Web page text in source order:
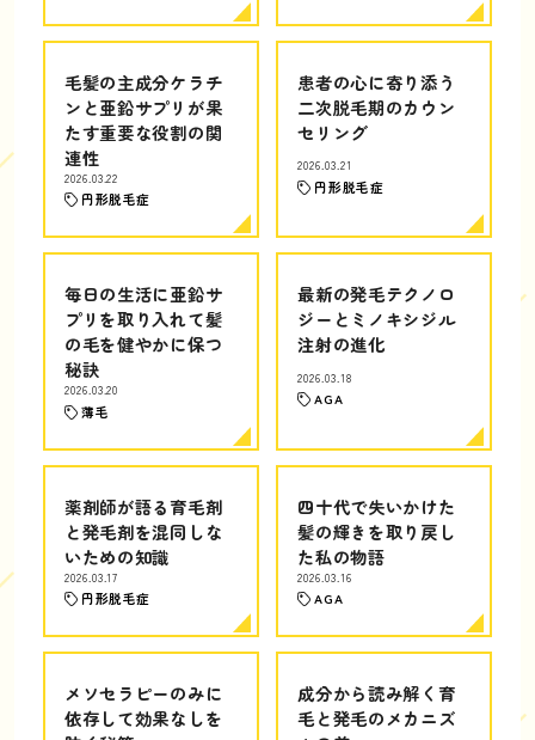
毛髪の主成分ケラチ
ンと亜鉛サプリが果
たす重要な役割の関
連性
2026.03.22
円形脱毛症
患者の心に寄り添う
二次脱毛期のカウン
セリング
2026.03.21
円形脱毛症
毎日の生活に亜鉛サ
プリを取り入れて髪
の毛を健やかに保つ
秘訣
2026.03.20
薄毛
最新の発毛テクノロ
ジーとミノキシジル
注射の進化
2026.03.18
AGA
薬剤師が語る育毛剤
と発毛剤を混同しな
いための知識
2026.03.17
円形脱毛症
四十代で失いかけた
髪の輝きを取り戻し
た私の物語
2026.03.16
AGA
メソセラピーのみに
依存して効果なしを
成分から読み解く育
毛と発毛のメカニズ